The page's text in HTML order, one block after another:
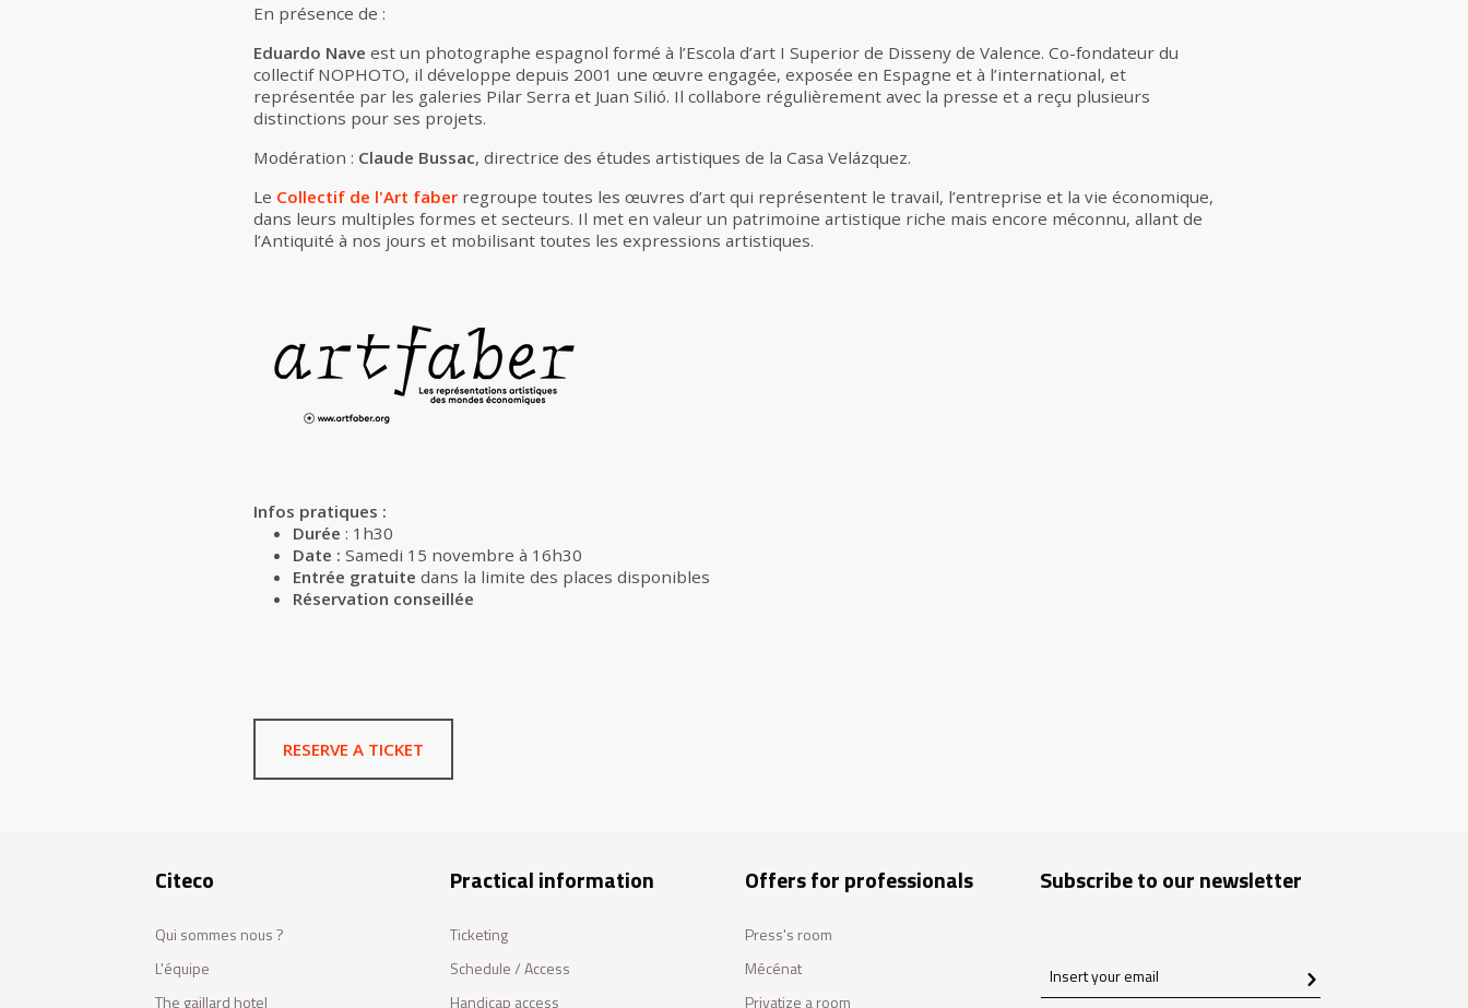
En présence de :
Eduardo Nave est un photographe espagnol formé à l’Escola d’art I Superior de Disseny de Valence. Co-fondateur du
collectif NOPHOTO, il développe depuis 2001 une œuvre engagée, exposée en Espagne et à l’international, et
représentée par les galeries Pilar Serra et Juan Silió. Il collabore régulièrement avec la presse et a reçu plusieurs
distinctions pour ses projets.
Modération : Claude Bussac, directrice des études artistiques de la Casa Velázquez.
Le Collectif de l'Art faberregroupe toutes les œuvres d’art qui représentent le travail, l’entreprise et la vie économique,
dans leurs multiples formes et secteurs. Il met en valeur un patrimoine artistique riche mais encore méconnu, allant de
l’Antiquité à nos jours et mobilisant toutes les expressions artistiques.
Infos pratiques :
Durée : 1h30
Date : Samedi 15 novembre à 16h30
Entrée gratuite dans la limite des places disponibles
Réservation conseillée
RESERVE A TICKET
Citeco
Qui sommes nous ?
L'équipe
The gaillard hotel
Practical information
Ticketing
Schedule / Access
Handicap access
Offers for professionals
Press's room
Mécénat
Privatize a room
Subscribe to our newsletter
Insert
your